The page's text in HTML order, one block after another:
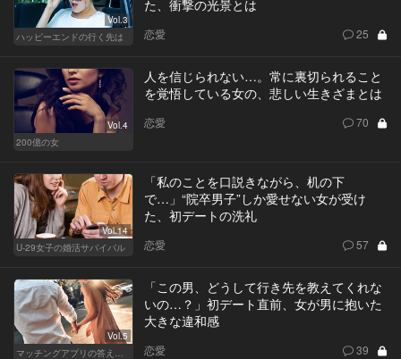
Vol.3
ハッピーエンドの行く先は
た、衝撃の光景とは
恋愛 25
Vol.4
200億の女
人を信じられない…。常に裏切られること
を覚悟している女の、悲しい生きざまとは
恋愛 70
Vol.14
U-29女子の婚活サバイバル
「私のことを口説きながら、机の下
で…」“院卒男子”しか愛せない女が受け
た、初デートの洗礼
恋愛 57
Vol.5
「この男、どうして行き先を教えてくれな
いの…？」初デート直前、女が男に抱いた
大きな違和感
恋愛 39